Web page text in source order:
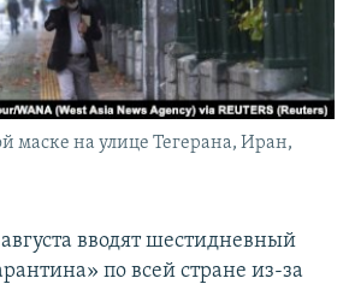
КРЫМА
маске на улице Тегерана, Иран,
вводят шестидневный
по всей стране из-за